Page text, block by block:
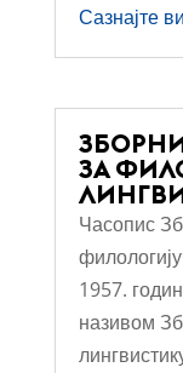
Сазнајте
ЗА
Часопис
1957.
називом